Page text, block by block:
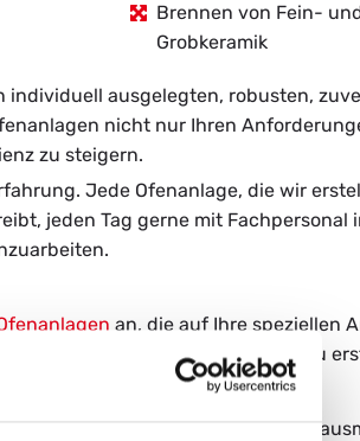
Brennen von Fein-
Grobkeramik
aus­ge­leg­ten, ro­bus­ten,
nicht nur Ihren
zu stei­gern.
Jede Ofen­an­la­ge, die wir
jeden Tag gerne mit
an, die auf Ihre spe­zi­el­len
für Ihre Fer­ti­gungs­pro­zes­se zu
Ofen­an­la­ge in Ihrem Be­trieb